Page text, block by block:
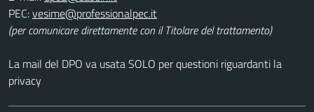
PEC:
(per comunicare direttamente con il Titolare del trattamento)
La mail del DPO va usata SOLO per questioni riguardanti la
privacy